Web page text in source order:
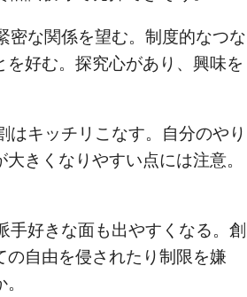
関係を望む。制度的なつな
好む。探究心があり、興味を
キッチリこなす。自分のやり
きくなりやすい点には注意。
好きな面も出やすくなる。創
自由を侵されたり制限を嫌